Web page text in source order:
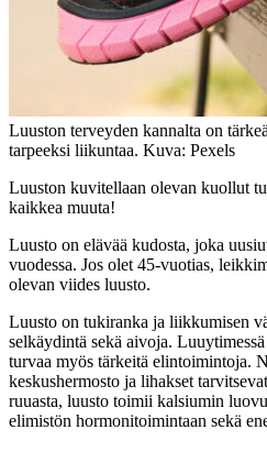
Luuston terveyden kannalta on
tarpeeksi liikuntaa. Kuva: Pexels
Luuston kuvitellaan olevan kuollut
kaikkea muuta!
Luusto on elävää kudosta, joka
vuodessa. Jos olet 45-vuotias,
olevan viides luusto.
Luusto on tukiranka ja liikkumisen
selkäydintä sekä aivoja.
turvaa myös tärkeitä elintoimintoja.
keskushermosto ja lihakset
ruuasta, luusto toimii kalsiumin
elimistön hormonitoimintaan sekä